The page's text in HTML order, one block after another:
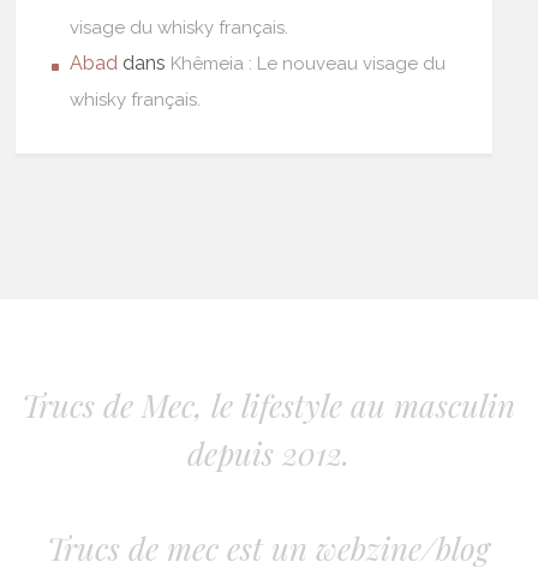
visage du whisky français.
Abad dans Khêmeia : Le nouveau visage du
whisky français.
Trucs de Mec, le lifestyle au masculin
depuis 2012.
Trucs de mec est un webzine/blog